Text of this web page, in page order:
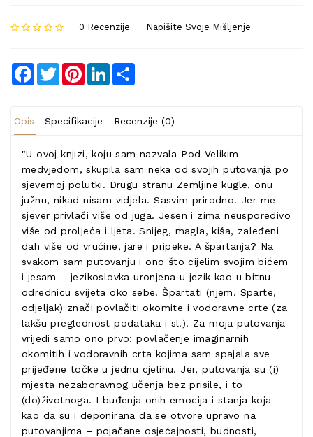
0 Recenzije Napišite Svoje Mišljenje
Facebook
TwitterPinterestLinkedIn
Opis Specifikacije Recenzije (0)
"U ovoj knjizi, koju sam nazvala Pod Velikim
medvjedom, skupila sam neka od svojih putovanja po
sjevernoj polutki. Drugu stranu Zemljine kugle, onu
južnu, nikad nisam vidjela. Sasvim prirodno. Jer me
sjever privlači više od juga. Jesen i zima neusporedivo
više od proljeća i ljeta. Snijeg, magla, kiša, zaleđeni
dah više od vrućine, jare i pripeke. A špartanja? Na
svakom sam putovanju i ono što cijelim svojim bićem
i jesam – jezikoslovka uronjena u jezik kao u bitnu
odrednicu svijeta oko sebe. Špartati (njem. Sparte,
odjeljak) znači povlačiti okomite i vodoravne crte (za
lakšu preglednost podataka i sl.). Za moja putovanja
vrijedi samo ono prvo: povlačenje imaginarnih
okomitih i vodoravnih crta kojima sam spajala sve
prijeđene točke u jednu cjelinu. Jer, putovanja su (i)
mjesta nezaboravnog učenja bez prisile, i to
(do)životnoga. I buđenja onih emocija i stanja koja
kao da su i deponirana da se otvore upravo na
putovanjima – pojačane osjećajnosti, budnosti,